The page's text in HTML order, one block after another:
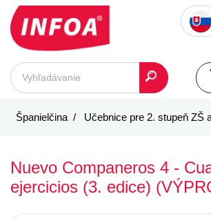
Španielčina Učebnice pre 2. stupeň ZŠ
Nuevo Companeros 4 -
ejercicios (3. edice)